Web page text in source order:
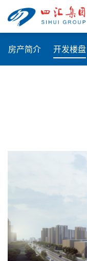
房产简介 开发楼盘